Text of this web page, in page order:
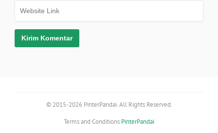
© 2015-2026 PinterPandai. All Rights Reserved.
Terms and Conditions PinterPandai